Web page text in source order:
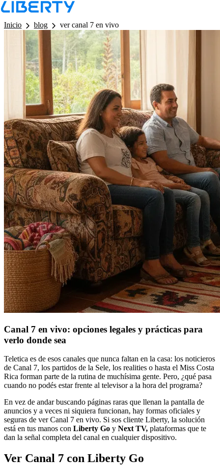
LB - Barra de Navegacion
Inicio
blog ver canal 7 en vivo
Canal 7 en vivo: opciones legales y prácticas para
verlo donde sea
Teletica es de esos canales que nunca faltan en la casa: los noticieros
de Canal 7, los partidos de la Sele, los realities o hasta el Miss Costa
Rica forman parte de la rutina de muchísima gente. Pero, ¿qué pasa
cuando no podés estar frente al televisor a la hora del programa?
En vez de andar buscando páginas raras que llenan la pantalla de
anuncios y a veces ni siquiera funcionan, hay formas oficiales y
seguras de ver Canal 7 en vivo. Si sos cliente Liberty, la solución
está en tus manos con Liberty Go y Next TV, plataformas que te
dan la señal completa del canal en cualquier dispositivo.
Ver Canal 7 con Liberty Go